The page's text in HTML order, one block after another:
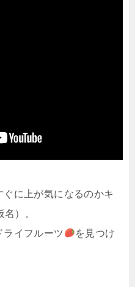
に上が気になるのかキ
名）。
ライフルーツ
を見つけ